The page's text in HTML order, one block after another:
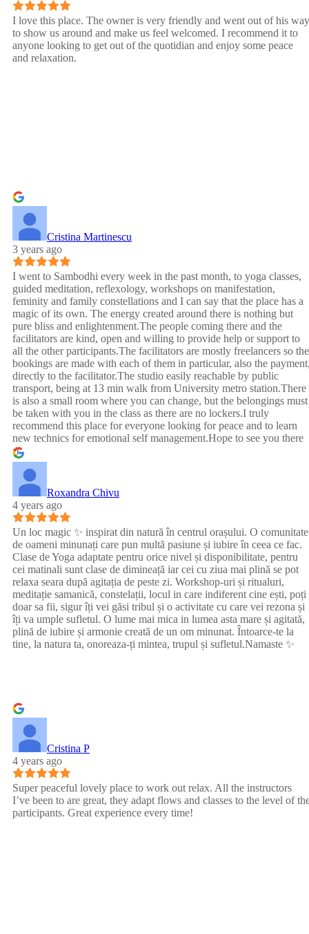
I love this place. The owner is very friendly and went out of his way
to show us around and make us feel welcomed. I recommend it to
anyone looking to get out of the quotidian and enjoy some peace
and relaxation.
Cristina Martinescu
3 years ago
I went to Sambodhi every week in the past month, to yoga classes,
guided meditation, reflexology, workshops on manifestation,
feminity and family constellations and I can say that the place has a
magic of its own. The energy created around there is nothing but
pure bliss and enlightenment.The people coming there and the
facilitators are kind, open and willing to provide help or support to
all the other participants.The facilitators are mostly freelancers so the
bookings are made with each of them in particular, also the
directly to the facilitator.The studio easily reachable by public
transport, being at 13 min walk from University metro station.There
is also a small room where you can change, but the belongings must
be taken with you in the class as there are no lockers.I truly
recommend this place for everyone looking for peace and to learn
new technics for emotional self management.Hope to see you there
:)
Roxandra Chivu
4 years ago
Un loc magic ✨ inspirat din natură în centrul orașului. O comunitate
de oameni minunați care pun multă pasiune și iubire în ceea ce fac.
Clase de Yoga adaptate pentru orice nivel și disponibilitate, pentru
cei matinali sunt clase de dimineață iar cei cu ziua mai plină se pot
relaxa seara după agitația de peste zi. Workshop-uri și ritualuri,
meditație samanică, constelații, locul in care indiferent cine ești, poți
doar sa fii, sigur îți vei găsi tribul și o activitate cu care vei rezona și
îți va umple sufletul. O lume mai mica in lumea asta mare și agitată,
plină de iubire și armonie creată de un om minunat. Întoarce-te la
tine, la natura ta, onoreaza-ți mintea, trupul și sufletul.Namaste ✨
Cristina P
4 years ago
Super peaceful lovely place to work out relax. All the instructors
I’ve been to are great, they adapt flows and classes to the level of
participants. Great experience every time!